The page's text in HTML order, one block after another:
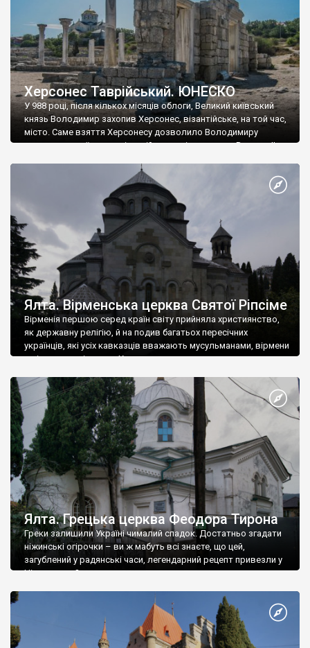
Херсонес Таврійський. ЮНЕСКО
У 988 році, після кількох місяців облоги, Великий київський
князь Володимир захопив Херсонес, візантійське, на той час,
місто. Саме взяття Херсонесу дозволило Володимиру
диктувати свої умови візантійському імператору Василю ІІ, та
Херсонесі Володимир-язичник, став Василем-християнином.
А потім було Хрещення Русі. На честь Херсонесу Таврійського
Ялта. Вірменська церква Святої Ріпсіме
Вірменія першою серед країн світу прийняла християнство,
як державну релігію, й на подив багатьох пересічних
українців, які усіх кавказців вважають мусульманами, вірмени
є відданими вірянами Христа
Ялта. Грецька церква Феодора Тирона
Греки залишили Україні чималий спадок. Достатньо згадати
ніжинські огірочки – ви ж мабуть всі знаєте, що цей,
загублений у радянські часи, легендарний рецепт привезли у
Ніжин греки?